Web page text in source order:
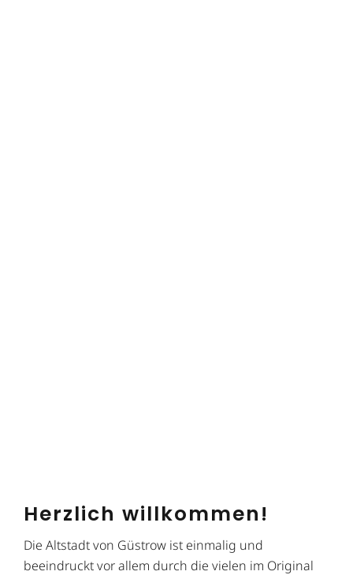
Herzlich willkommen!
Die Altstadt von Güstrow ist einmalig und
beeindruckt vor allem durch die vielen im Original